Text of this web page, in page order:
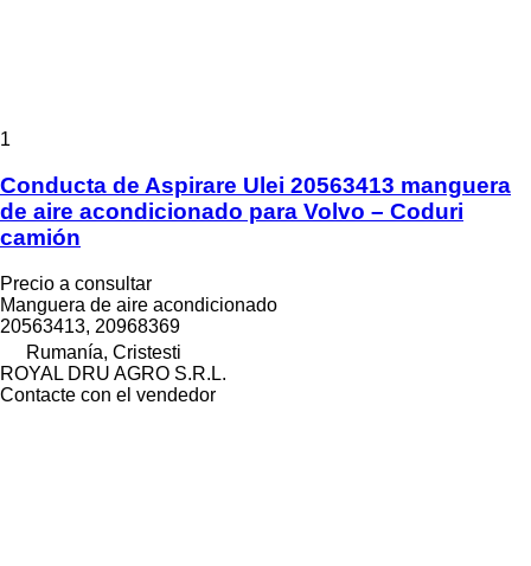
1
Conducta de Aspirare Ulei 20563413 manguera
de aire acondicionado para Volvo – Coduri
camión
Precio a consultar
Manguera de aire acondicionado
20563413, 20968369
Rumanía, Cristesti
ROYAL DRU AGRO S.R.L.
Contacte con el vendedor